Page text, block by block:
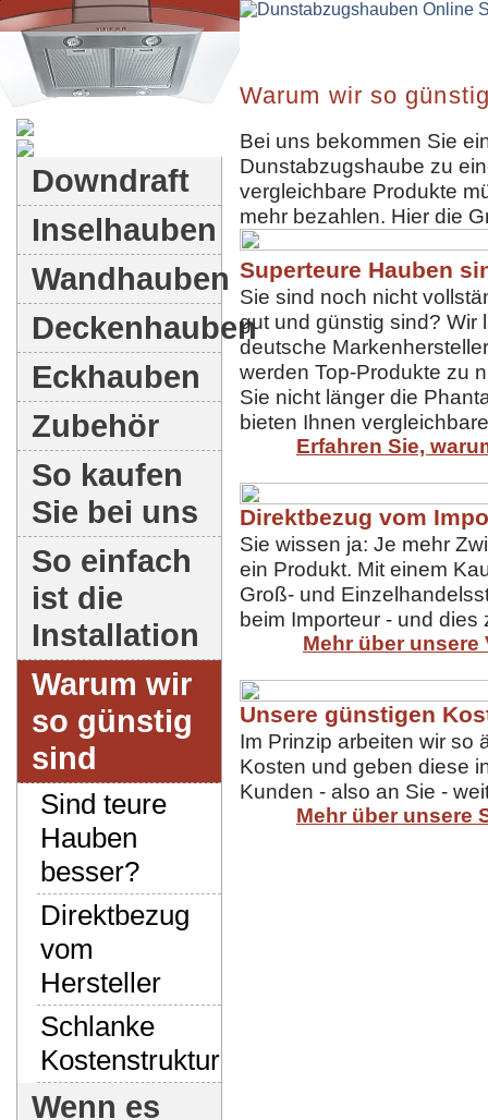
Downdraft
Inselhauben
Wandhauben
Deckenhauben
Eckhauben
Zubehör
So kaufen
Sie bei uns
So einfach
ist die
Installation
Warum wir
so günstig
sind
Sind teure
Hauben
besser?
Direktbezug
vom
Hersteller
Schlanke
Kostenstruktur
Wenn es
Warum wir so
Bei uns bekommen Sie
Dunstabzugshaube zu
vergleichbare Produkte
mehr bezahlen. Hier die
Superteure Hauben
Sie sind noch nicht
gut und günstig sind? Wir
deutsche
werden Top-Produkte zu
Sie nicht länger die
bieten Ihnen
Erfahren Sie,
Direktbezug vom
Sie wissen ja: Je mehr
ein Produkt. Mit einem
Groß- und
beim Importeur - und
Mehr über
Unsere günstigen
Im Prinzip arbeiten wir so
Kosten und geben diese
Kunden - also an Sie -
Mehr über unsere